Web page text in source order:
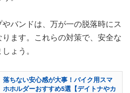
バンドは、万が一の脱落時にス
ます。これらの対策で、安全な
ょう。
落ちない安心感が大事！バイク用スマ
ホホルダーおすすめ5選【デイトナやカ